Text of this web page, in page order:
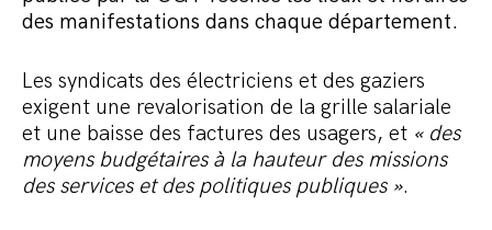
des manifestations dans chaque département.
Les syndicats des électriciens et des gaziers
exigent une revalorisation de la grille salariale
et une baisse des factures des usagers, et « des
moyens budgétaires à la hauteur des missions
des services et des politiques publiques ».